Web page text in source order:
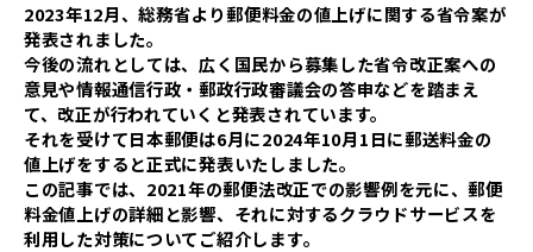
2023年12月、総務省より郵便料金の値上げに関する省令案が
発表されました。
今後の流れとしては、広く国民から募集した省令改正案への
意見や情報通信行政・郵政行政審議会の答申などを踏まえ
て、改正が行われていくと発表されています。
それを受けて日本郵便は6月に2024年10月1日に郵送料金の
値上げをすると正式に発表いたしました。
この記事では、2021年の郵便法改正での影響例を元に、郵便
料金値上げの詳細と影響、それに対するクラウドサービスを
利用した対策についてご紹介します。